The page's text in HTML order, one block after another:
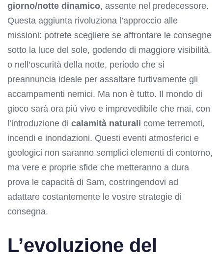
giorno/notte dinamico, assente nel predecessore.
Questa aggiunta rivoluziona l’approccio alle
missioni: potrete scegliere se affrontare le consegne
sotto la luce del sole, godendo di maggiore visibilità,
o nell’oscurità della notte, periodo che si
preannuncia ideale per assaltare furtivamente gli
accampamenti nemici. Ma non è tutto. Il mondo di
gioco sarà ora più vivo e imprevedibile che mai, con
l’introduzione di calamità naturali come terremoti,
incendi e inondazioni. Questi eventi atmosferici e
geologici non saranno semplici elementi di contorno,
ma vere e proprie sfide che metteranno a dura
prova le capacità di Sam, costringendovi ad
adattare costantemente le vostre strategie di
consegna.
L’evoluzione del